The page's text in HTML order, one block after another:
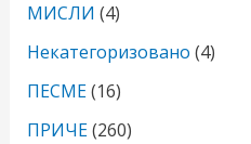
МИСЛИ (4)
Некатегоризовано (4)
ПЕСМЕ(16)
ПРИЧЕ(260)